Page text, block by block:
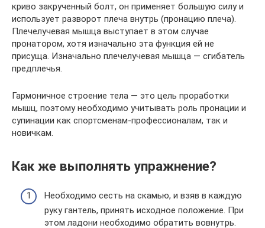
криво закрученный болт, он применяет большую силу и
использует разворот плеча внутрь (пронацию плеча).
Плечелучевая мышца выступает в этом случае
пронатором, хотя изначально эта функция ей не
присуща. Изначально плечелучевая мышца — сгибатель
предплечья.
Гармоничное строение тела — это цель проработки
мышц, поэтому необходимо учитывать роль пронации и
супинации как спортсменам-профессионалам, так и
новичкам.
Как же выполнять упражнение?
Необходимо сесть на скамью, и взяв в каждую
руку гантель, принять исходное положение. При
этом ладони необходимо обратить вовнутрь.